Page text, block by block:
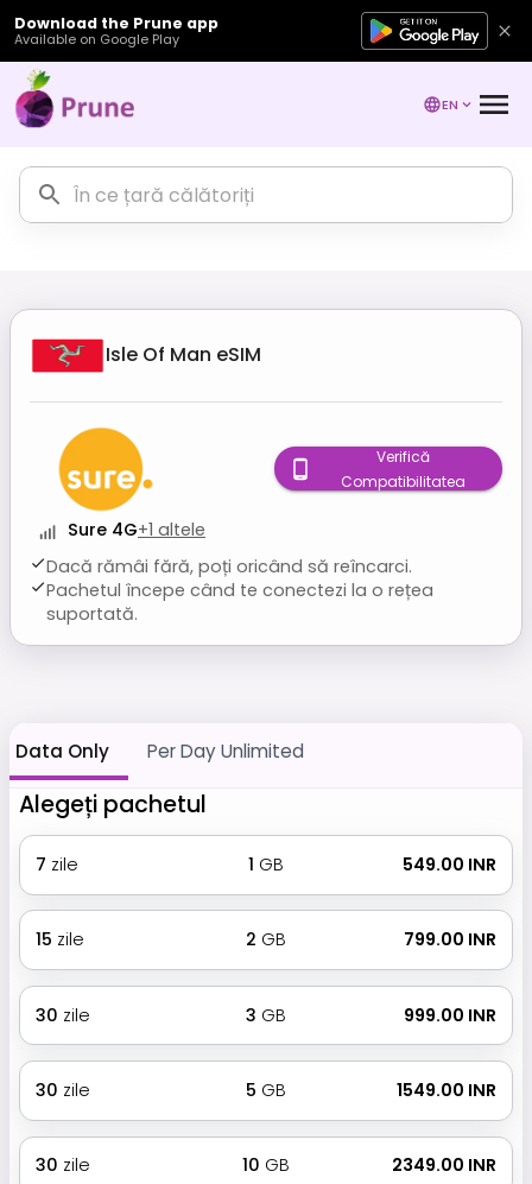
Download the Prune app
Available on Google Play
EN
Isle Of Man eSIM
Sure 4G+1 altele
Dacă rămâi fără, poți oricând să reîncarci.
Pachetul începe când te conectezi la o rețea
suportată.
Verifică
Compatibilitatea
Data Only Per Day Unlimited
Alegeți pachetul
7 zile 1 GB ₹ 549.00 INR
15 zile 2 GB ₹ 799.00 INR
30 zile 3 GB ₹ 999.00 INR
30 zile 5 GB ₹ 1549.00 INR
30 zile 10 GB ₹ 2349.00 INR